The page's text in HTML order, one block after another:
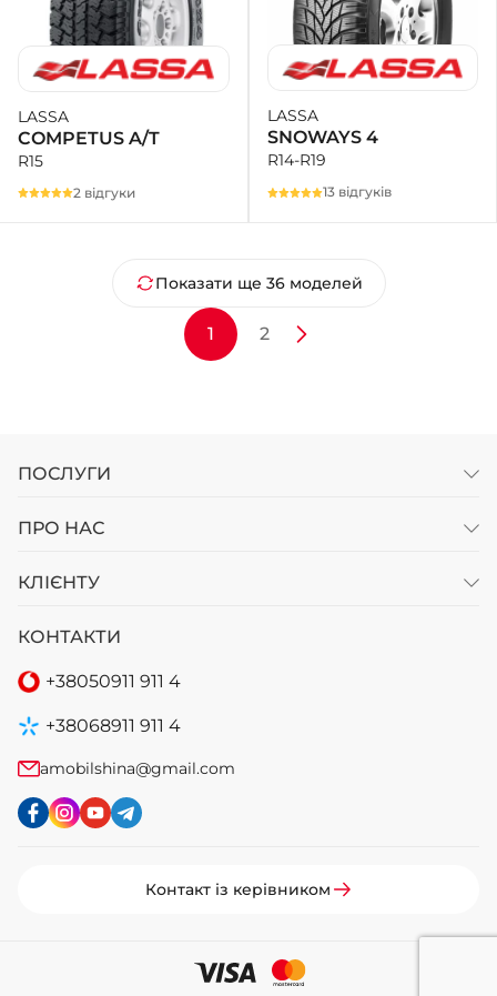
LASSA
COMPETUS A/T
R15
2 відгуки
LASSA
SNOWAYS 4
R14-R19
13 відгуків
Показати ще 36 моделей
1 2
ПОСЛУГИ
ПРО НАС
КЛІЄНТУ
КОНТАКТИ
+38050911 911 4
+38068911 911 4
amobilshina@gmail.com
Контакт із керівником